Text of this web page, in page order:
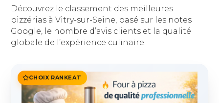
Découvrez le classement des meilleures
pizzérias à Vitry-sur-Seine, basé sur les notes
Google, le nombre d’avis clients et la qualité
globale de l’expérience culinaire.
CHOIX RANKEAT